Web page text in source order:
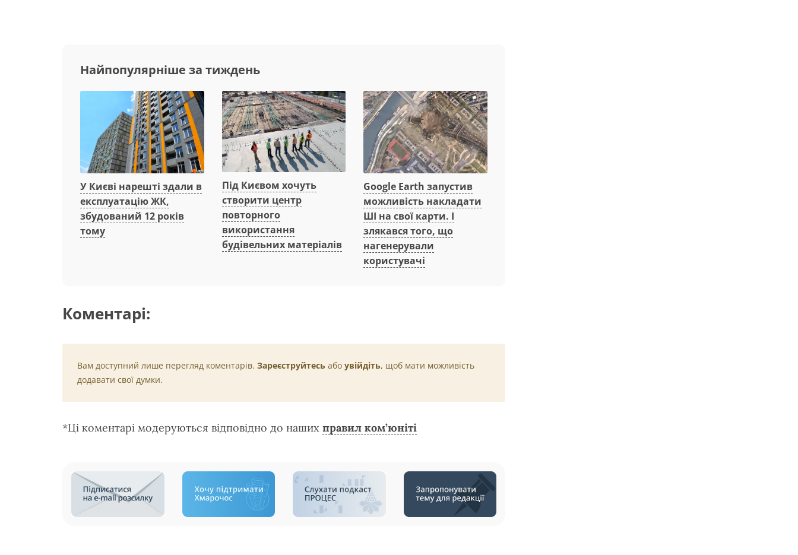
Найпопулярніше за тиждень
У Києві нарешті здали в
експлуатацію ЖК,
збудований 12 років
тому
Під Києвом хочуть
створити центр
повторного
використання
будівельних матеріалів
Google Earth запустив
можливість накладати
ШІ на свої карти. І
злякався того, що
нагенерували
користувачі
Коментарі:
Вам доступний лише перегляд коментарів. Зареєструйтесь або увійдіть, щоб мати можливість
додавати свої думки.
*Ці коментарі модеруються відповідно до наших правил ком’юніті